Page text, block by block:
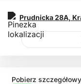
Pobierz
Prudnicka 28A,